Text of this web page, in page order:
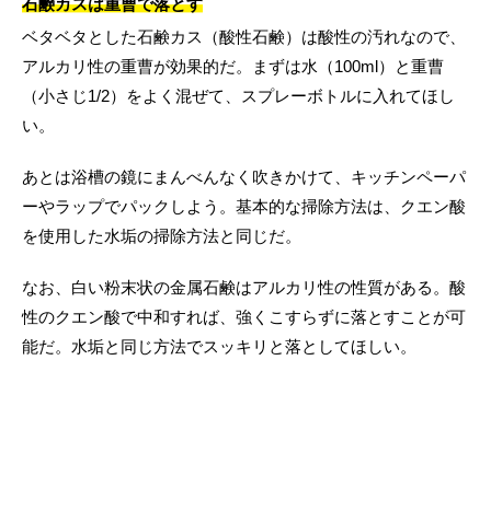
石鹸カスは重曹で落とす
ベタベタとした石鹸カス（酸性石鹸）は酸性の汚れなので、
アルカリ性の重曹が効果的だ。まずは水（100ml）と重曹
（小さじ1/2）をよく混ぜて、スプレーボトルに入れてほし
い。
あとは浴槽の鏡にまんべんなく吹きかけて、キッチンペーパ
ーやラップでパックしよう。基本的な掃除方法は、クエン酸
を使用した水垢の掃除方法と同じだ。
なお、白い粉末状の金属石鹸はアルカリ性の性質がある。酸
性のクエン酸で中和すれば、強くこすらずに落とすことが可
能だ。水垢と同じ方法でスッキリと落としてほしい。